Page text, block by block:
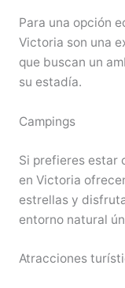
Para una opción
Victoria son una
que buscan un
su estadía.
Campings
Si prefieres estar
en Victoria
estrellas y
entorno natural
Atracciones